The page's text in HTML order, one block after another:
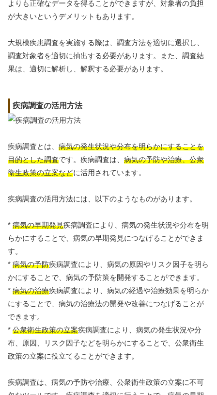
よりも正確なデータを得ることができますが、対象者の負担
が大きいというデメリットもあります。
大規模疾患調査を実施する際は、調査方法を適切に選択し、
調査対象者を適切に抽出する必要があります。また、調査結
果は、適切に解析し、解釈する必要があります。
疾病調査の活用方法
疾病調査とは、 病気の発生状況や分布を明らかにすることを
目的とした調査です。疾病調査は、 病気の予防や治療、公衆
衛生政策の立案などに活用されています。
疾病調査の活用方法には、以下のようなものがあります。
* 病気の早期発見疾病調査により、病気の発生状況や分布を明
らかにすることで、病気の早期発見につなげることができま
す。
* 病気の予防疾病調査により、病気の原因やリスク因子を明ら
かにすることで、病気の予防策を開発することができます。
* 病気の治療疾病調査により、病気の経過や治療効果を明らか
にすることで、病気の治療法の開発や改善につなげることが
できます。
* 公衆衛生政策の立案疾病調査により、病気の発生状況や分
布、原因、リスク因子などを明らかにすることで、公衆衛生
政策の立案に役立てることができます。
疾病調査は、病気の予防や治療、公衆衛生政策の立案に不可